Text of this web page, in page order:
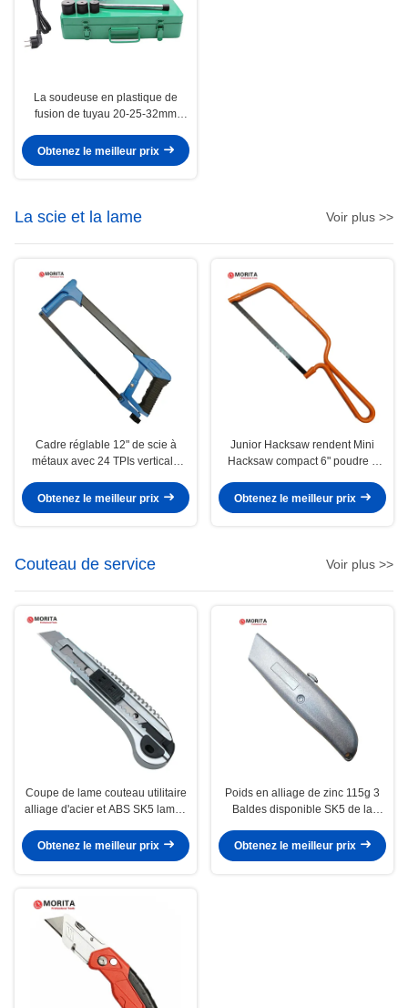
La soudeuse en plastique de
fusion de tuyau 20-25-32mm
PPR, de PE, de pp, de PVDF et
de PB peut souder le tuyau
Obtenez le meilleur prix
La scie et la lame Voir plus >>
Cadre réglable 12" de scie à
métaux avec 24 TPIs verticale
Provides 90° de lame de HSS de
tension de haut et 45°
Obtenez le meilleur prix
Junior Hacksaw rendent Mini
Hacksaw compact 6" poudre a
les 24 TPIs anti-corrosives en
métal de lame de coupe
Obtenez le meilleur prix
Couteau de service Voir plus >>
Coupe de lame couteau utilitaire
alliage d'acier et ABS SK5 lames
verrouillage de lame système de
changement de lame sans outil
Obtenez le meilleur prix
Poids en alliage de zinc 115g 3
Baldes disponible SK5 de la
service escamotable de lame
Obtenez le meilleur prix